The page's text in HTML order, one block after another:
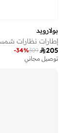
بولارويد
205
309
-34%
توصيل مجاني